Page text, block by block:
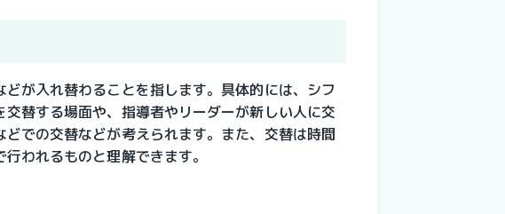
が入れ替わることを指します。具体的には、シフ
替する場面や、指導者やリーダーが新しい人に交
での交替などが考えられます。また、交替は時間
われるものと理解できます。